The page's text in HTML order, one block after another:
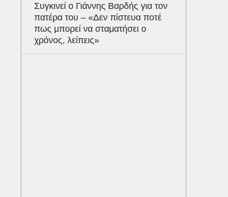
Συγκινεί ο Γιάννης Βαρδής για τον
πατέρα του – «Δεν πίστευα ποτέ
πως μπορεί να σταματήσει ο
χρόνος, λείπεις»